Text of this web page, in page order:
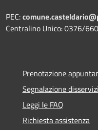
PEC:
Centralino Unico: 0376/
Prenotazione
Segnalazione
Leggi le FAQ
Richiesta assistenza